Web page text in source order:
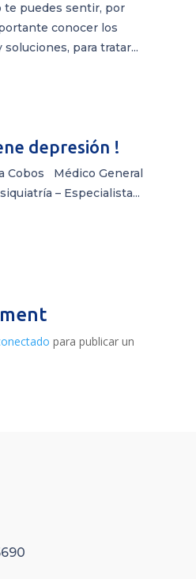
te puedes sentir, por
conocer los
para tratar...
depresión !
Cobos Médico General
– Especialista...
para publicar un